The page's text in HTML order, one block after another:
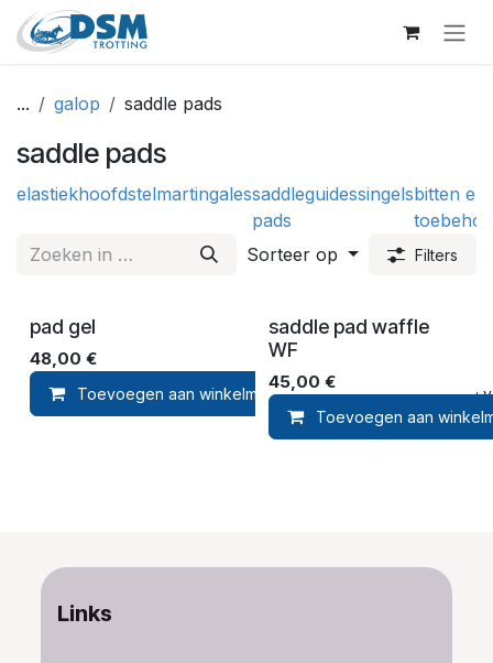
Overslaan naar inhoud
... galop saddle pads
saddle pads
elastiekhoofdstelmartingalessaddle
pads
guidessingelsbitten en
Sorteer op
Filters
pad gel
48,00 €
Toevoegen aan winkelmandje Toevoegen aan
saddle pad waffle
WF
45,00 €
Toevoegen aan
Links